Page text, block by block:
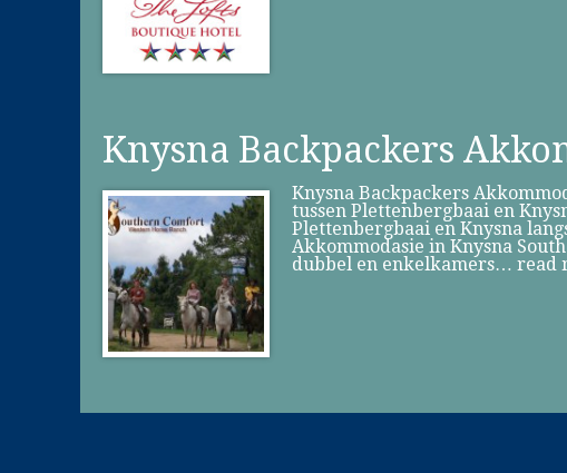
Knysna Backpackers
Knysna Backpackers
tussen Plettenbergbaai en
Plettenbergbaai en Knysna
Akkommodasie in Knysna
dubbel en enkelkamers… read